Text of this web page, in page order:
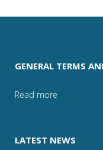
GENERAL TERMS
Read more
LATEST NEWS